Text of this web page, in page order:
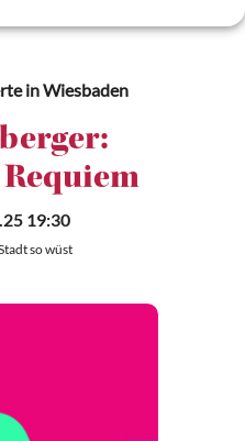
in Wiesbaden
19:30
so wüst